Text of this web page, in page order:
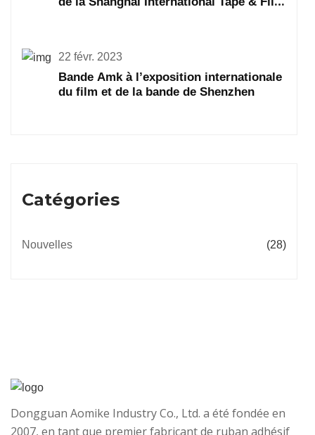
22 févr. 2023
Bande Amk à l’exposition internationale
du film et de la bande de Shenzhen
Catégories
Nouvelles (28)
Dongguan Aomike Industry Co., Ltd. a été fondée en
2007, en tant que premier fabricant de ruban adhésif